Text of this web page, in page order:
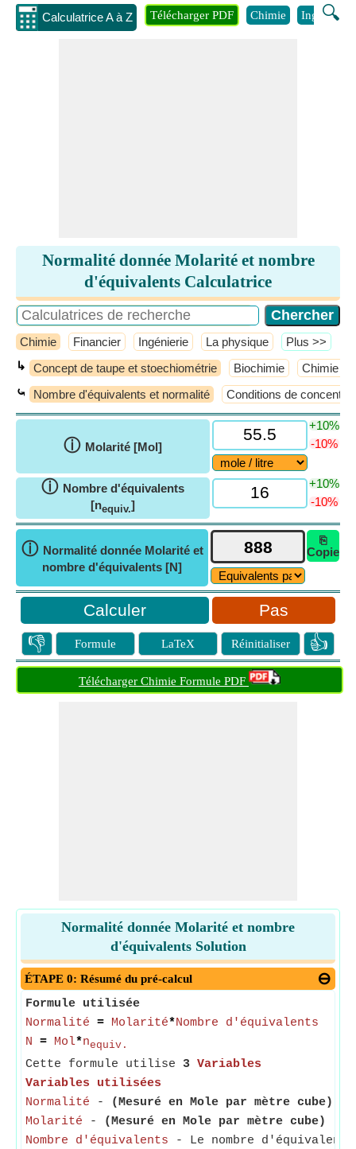
Calculatrice A à Z 🔍
Télécharger PDF Chimie Ingénierie
Normalité donnée Molarité et nombre
d'équivalents Calculatrice
Chimie Financier Ingénierie La physique ​Plus >>
↳ Concept de taupe et stoechiométrie Biochimie Chimie
⤿ Nombre d'équivalents et normalité Conditions de
ⓘ Molarité [Mol]
+10%
-10%
ⓘ Nombre d'équivalents
[nequiv.]
+10%
-10%
ⓘ Normalité donnée Molarité et
nombre d'équivalents [N]
⎘
Copie
Pas
👎 Formule LaTeX Réinitialiser 👍
Télécharger Chimie Formule PDF
Normalité donnée Molarité et nombre
d'équivalents Solution
ÉTAPE 0: Résumé du pré-calcul
Formule utilisée
Normalité = Molarité*Nombre d'équivalents
N = Mol*nequiv.
Cette formule utilise 3 Variables
Variables utilisées
Normalité - (Mesuré en Mole par mètre cube)
Molarité - (Mesuré en Mole par mètre cube)
Nombre d'équivalents - Le nombre